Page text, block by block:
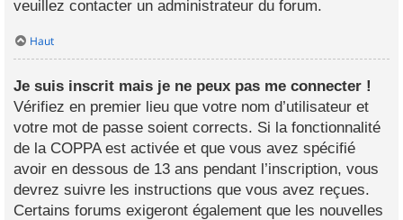
veuillez contacter un administrateur du forum.
Haut
Je suis inscrit mais je ne peux pas me connecter !
Vérifiez en premier lieu que votre nom d’utilisateur et
votre mot de passe soient corrects. Si la fonctionnalité
de la COPPA est activée et que vous avez spécifié
avoir en dessous de 13 ans pendant l’inscription, vous
devrez suivre les instructions que vous avez reçues.
Certains forums exigeront également que les nouvelles